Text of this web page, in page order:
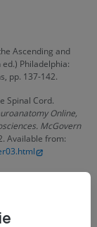
Ascending and
ed.) Philadelphia:
pp. 137-142.
Spinal Cord.
Online,
McGovern
Available from:
the spinal cord.